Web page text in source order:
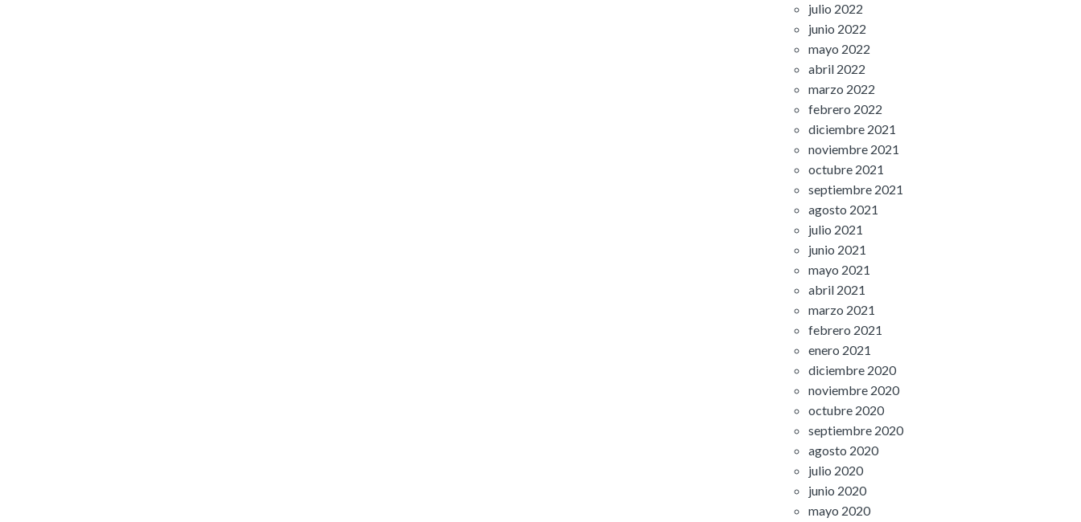
julio 2022
junio 2022
mayo 2022
abril 2022
marzo 2022
febrero 2022
diciembre 2021
noviembre 2021
octubre 2021
septiembre 2021
agosto 2021
julio 2021
junio 2021
mayo 2021
abril 2021
marzo 2021
febrero 2021
enero 2021
diciembre 2020
noviembre 2020
octubre 2020
septiembre 2020
agosto 2020
julio 2020
junio 2020
mayo 2020